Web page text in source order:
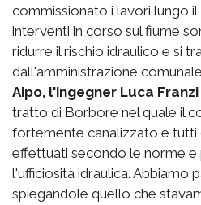
commissionato i lavori lungo
interventi in corso sul fiume
ridurre il rischio idraulico e si
dall'amministrazione
Aipo, l'ingegner Luca Franzi
tratto di Borbore nel quale il
fortemente canalizzato e tutti
effettuati secondo le norme e
l'ufficiosità idraulica. Abbiamo
spiegandole quello che